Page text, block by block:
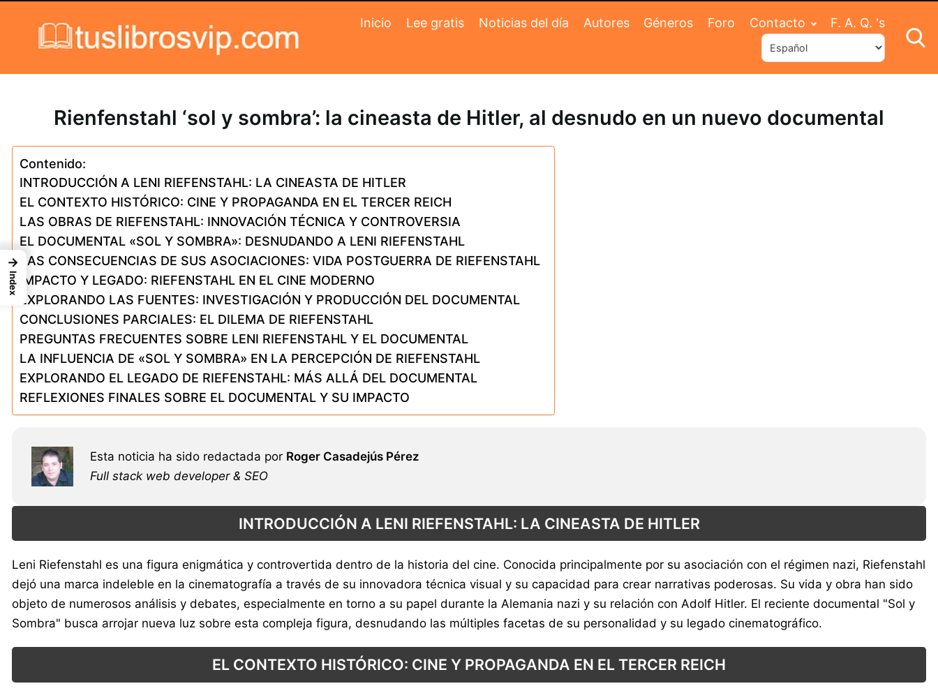
Inicio Lee gratis Noticias del día Autores Géneros Foro Contacto F. A. Q. 's
Rienfenstahl ‘sol y sombra’: la cineasta de Hitler, al desnudo en un nuevo documental
Contenido:
INTRODUCCIÓN A LENI RIEFENSTAHL: LA CINEASTA DE HITLER
EL CONTEXTO HISTÓRICO: CINE Y PROPAGANDA EN EL TERCER REICH
LAS OBRAS DE RIEFENSTAHL: INNOVACIÓN TÉCNICA Y CONTROVERSIA
EL DOCUMENTAL «SOL Y SOMBRA»: DESNUDANDO A LENI RIEFENSTAHL
LAS CONSECUENCIAS DE SUS ASOCIACIONES: VIDA POSTGUERRA DE RIEFENSTAHL
IMPACTO Y LEGADO: RIEFENSTAHL EN EL CINE MODERNO
EXPLORANDO LAS FUENTES: INVESTIGACIÓN Y PRODUCCIÓN DEL DOCUMENTAL
CONCLUSIONES PARCIALES: EL DILEMA DE RIEFENSTAHL
PREGUNTAS FRECUENTES SOBRE LENI RIEFENSTAHL Y EL DOCUMENTAL
LA INFLUENCIA DE «SOL Y SOMBRA» EN LA PERCEPCIÓN DE RIEFENSTAHL
EXPLORANDO EL LEGADO DE RIEFENSTAHL: MÁS ALLÁ DEL DOCUMENTAL
REFLEXIONES FINALES SOBRE EL DOCUMENTAL Y SU IMPACTO
Esta noticia ha sido redactada por Roger Casadejús Pérez
Full stack web developer & SEO
INTRODUCCIÓN A LENI RIEFENSTAHL: LA CINEASTA DE HITLER
Leni Riefenstahl es una figura enigmática y controvertida dentro de la historia del cine. Conocida principalmente por su asociación con el régimen nazi, Riefenstahl
dejó una marca indeleble en la cinematografía a través de su innovadora técnica visual y su capacidad para crear narrativas poderosas. Su vida y obra han sido
objeto de numerosos análisis y debates, especialmente en torno a su papel durante la Alemania nazi y su relación con Adolf Hitler. El reciente documental "Sol y
Sombra" busca arrojar nueva luz sobre esta compleja figura, desnudando las múltiples facetas de su personalidad y su legado cinematográfico.
EL CONTEXTO HISTÓRICO: CINE Y PROPAGANDA EN EL TERCER REICH
→
Index